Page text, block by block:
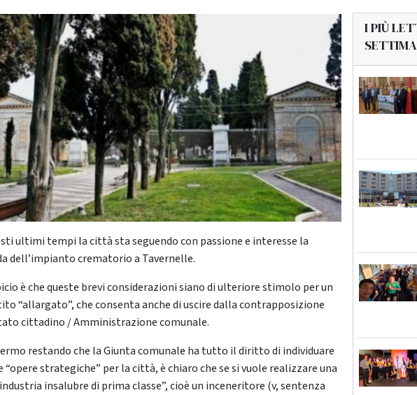
ultimi tempi la città sta seguendo con passione e interesse la
dell’impianto crematorio a Tavernelle.
è che queste brevi considerazioni siano di ulteriore stimolo per un
“allargato”, che consenta anche di uscire dalla contrapposizione
cittadino / Amministrazione comunale.
restando che la Giunta comunale ha tutto il diritto di individuare
“opere strategiche” per la città, è chiaro che se si vuole realizzare una
insalubre di prima classe”, cioè un inceneritore (v, sentenza
I PIÙ